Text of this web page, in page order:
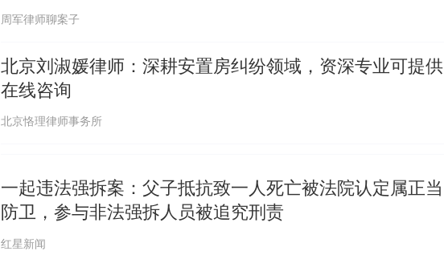
周军律师聊案子
北京刘淑媛律师：深耕安置房纠纷领域，资深专业可提供
在线咨询
北京恪理律师事务所
一起违法强拆案：父子抵抗致一人死亡被法院认定属正当
防卫，参与非法强拆人员被追究刑责
红星新闻